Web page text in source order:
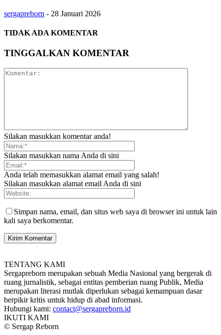
sergapreborn - 28 Januari 2026
TIDAK ADA KOMENTAR
TINGGALKAN KOMENTAR
Silakan masukkan komentar anda!
Silakan masukkan nama Anda di sini
Anda telah memasukkan alamat email yang salah!
Silakan masukkan alamat email Anda di sini
Simpan nama, email, dan situs web saya di browser ini untuk lain
kali saya berkomentar.
TENTANG KAMI
Sergapreborn merupakan sebuah Media Nasional yang bergerak di
ruang jurnalistik, sebagai entitas pemberian ruang Publik, Media
merupakan literasi mutlak diperlukan sebagai kemampuan dasar
berpikir kritis untuk hidup di abad informasi.
Hubungi kami: contact@sergapreborn.id
IKUTI KAMI
© Sergap Reborn